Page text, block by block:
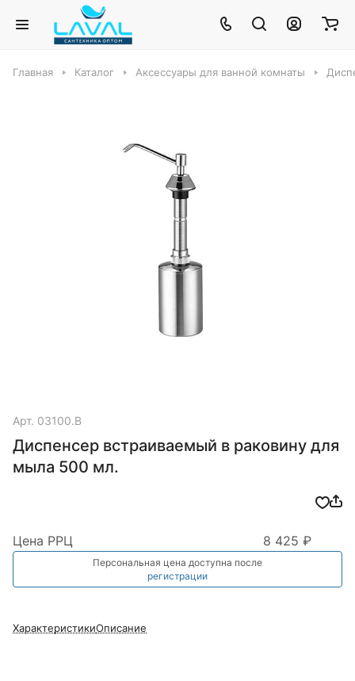
Главная Каталог Аксессуары для ванной комнаты
Арт. 03100.B
Диспенсер встраиваемый в раковину для
мыла 500 мл.
Цена РРЦ 8 425 ₽
Персональная цена доступна после
регистрации
ХарактеристикиОписание